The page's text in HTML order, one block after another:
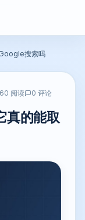
搜索吗
阅读 0 评论
真的能取